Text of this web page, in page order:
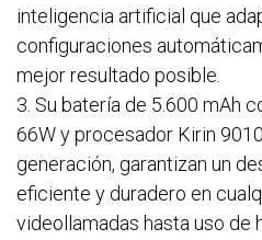
inteligencia artificial que
configuraciones
mejor resultado posible.
3. Su batería de 5.600 mAh
66W y procesador Kirin
generación, garantizan un
eficiente y duradero en
videollamadas hasta uso de